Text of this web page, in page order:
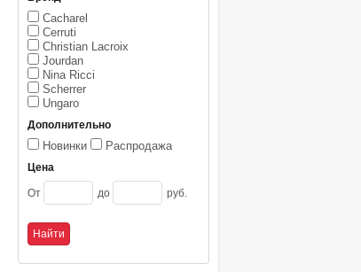
Cacharel
Cerruti
Christian Lacroix
Jourdan
Nina Ricci
Scherrer
Ungaro
Дополнительно
Новинки Распродажа
Цена
От до руб.